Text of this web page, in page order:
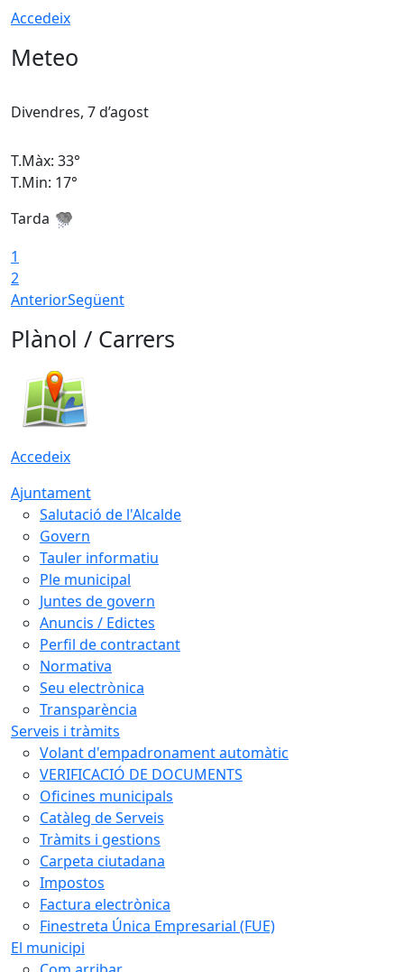
Accedeix
Meteo
Divendres, 7 d’agost
T.Màx: 33°
T.Min: 17°
Tarda
1
2
AnteriorSegüent
Plànol / Carrers
Accedeix
Ajuntament
Salutació de l'Alcalde
Govern
Tauler informatiu
Ple municipal
Juntes de govern
Anuncis / Edictes
Perfil de contractant
Normativa
Seu electrònica
Transparència
Serveis i tràmits
Volant d'empadronament automàtic
VERIFICACIÓ DE DOCUMENTS
Oficines municipals
Catàleg de Serveis
Tràmits i gestions
Carpeta ciutadana
Impostos
Factura electrònica
Finestreta Única Empresarial (FUE)
El municipi